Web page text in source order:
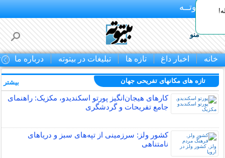
بـیتوتــه
منو
خانه اخبار داغ تازه ها تبلیغات در بیتوته درباره ما
تازه های مکانهای تفریحی جهان
کارهای هیجان‌انگیز پورتو اسکندیدو، مکزیک: راهنمای
جامع تفریحات و گردشگری
کشور ولز: سرزمینی از تپه‌های سبز و دریاهای
نامتناهی
بیشتر